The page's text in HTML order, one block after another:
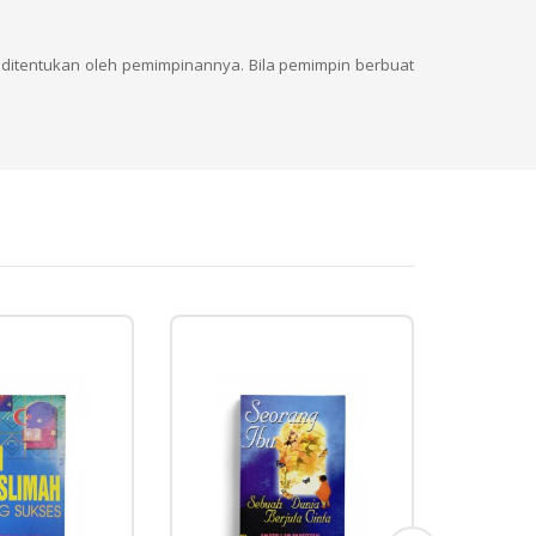
oleh pemimpinannya. Bila pemimpin berbuat